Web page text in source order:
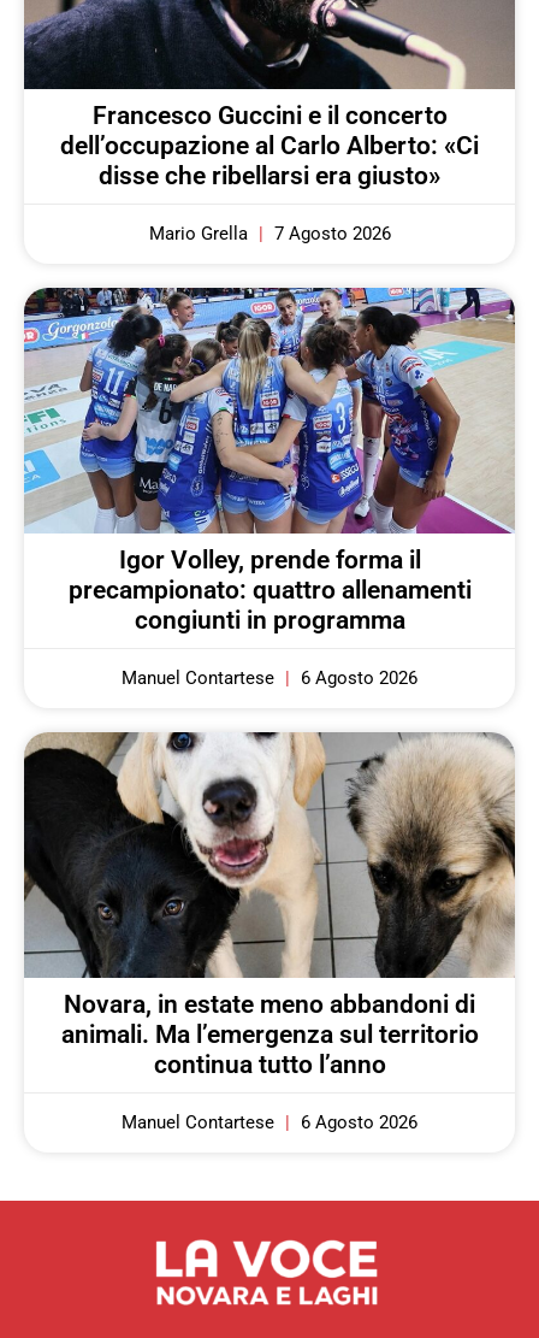
Francesco Guccini e il concerto
dell’occupazione al Carlo Alberto: «Ci
disse che ribellarsi era giusto»
Mario Grella 7 Agosto 2026
Igor Volley, prende forma il
precampionato: quattro allenamenti
congiunti in programma
Manuel Contartese 6 Agosto 2026
Novara, in estate meno abbandoni di
animali. Ma l’emergenza sul territorio
continua tutto l’anno
Manuel Contartese 6 Agosto 2026